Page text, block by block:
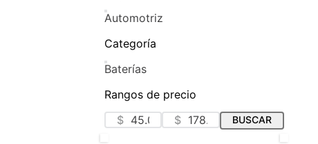
Automotriz
Categoría
Baterías
Rangos de precio
$
$ BUSCAR